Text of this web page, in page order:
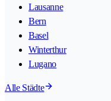
Lausanne
Bern
Basel
Winterthur
Lugano
Alle Städte